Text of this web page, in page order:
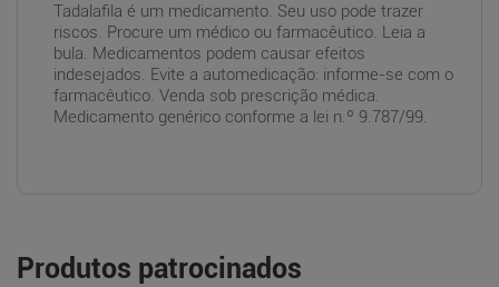
Tadalafila é um medicamento. Seu uso pode trazer
riscos. Procure um médico ou farmacêutico. Leia a
bula. Medicamentos podem causar efeitos
indesejados. Evite a automedicação: informe-se com o
farmacêutico. Venda sob prescrição médica.
Medicamento genérico conforme a lei n.º 9.787/99.
Produtos patrocinados